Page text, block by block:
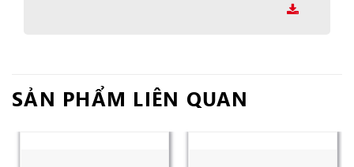
SẢN PHẨM LIÊN QUAN